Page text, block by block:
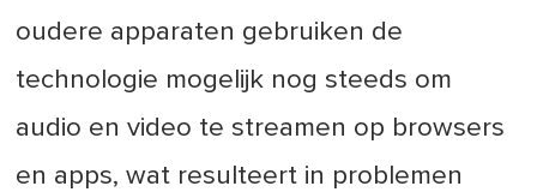
oudere apparaten gebruiken de
technologie mogelijk nog steeds om
audio en video te streamen op browsers
en apps, wat resulteert in problemen